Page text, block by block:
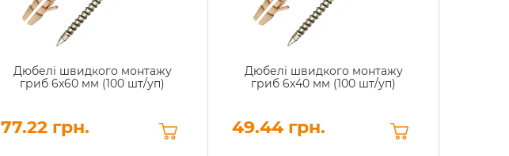
Дюбелі швидкого монтажу
гриб 6x60 мм (100 шт/уп)
77.22 грн.
Дюбелі швидкого монтажу
гриб 6x40 мм (100 шт/уп)
49.44 грн.